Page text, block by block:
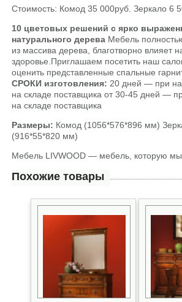
Стоимость: Комод 35 000руб. Зеркало 6
10 цветовых решений с ярко
натурального дерева Мебель
из массива дерева, благотворно влияет
здоровье.Приглашаем посетить наш
оценить представленные спальные
СРОКИ изготовления: 20 дней — при
на складе поставщика от 30-45 дней —
на складе поставщика
Размеры: Комод (1056*576*896 мм)
(916*55*820 мм)
Мебель LIVWOOD — мебель, которую
Похожие товары